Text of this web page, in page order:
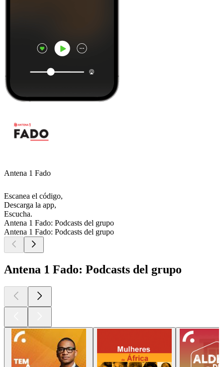
Antena 1 Fado
Escanea el código,
Descarga la app,
Escucha.
Antena 1 Fado: Podcasts del grupo
Antena 1 Fado: Podcasts del grupo
Antena 1 Fado: Podcasts del grupo